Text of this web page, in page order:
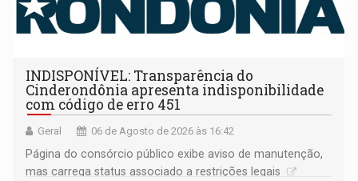
INDISPONÍVEL: Transparência do
Cinderondônia apresenta indisponibilidade
com código de erro 451
Geral 06 de Agosto de 2026 às 16:42
Página do consórcio público exibe aviso de manutenção,
mas carrega status associado a restrições legais